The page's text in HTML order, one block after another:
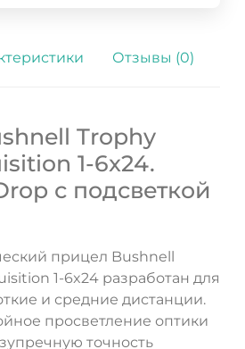
Отзывы (0)
Trophy
1-6x24.
с подсветкой
прицел Bushnell
1-6x24 разработан для
и средние дистанции.
просветление оптики
точность
ДА НЕТ